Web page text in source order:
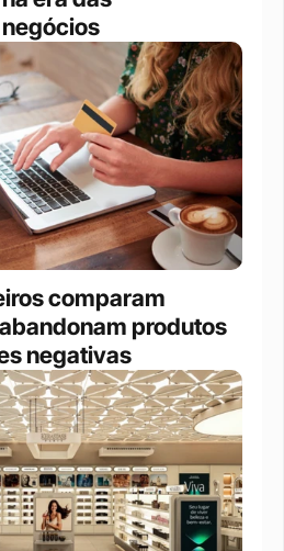
comparam
produtos
negativas